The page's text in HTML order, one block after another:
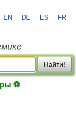
EN DE ES FR
Найти!
⚽